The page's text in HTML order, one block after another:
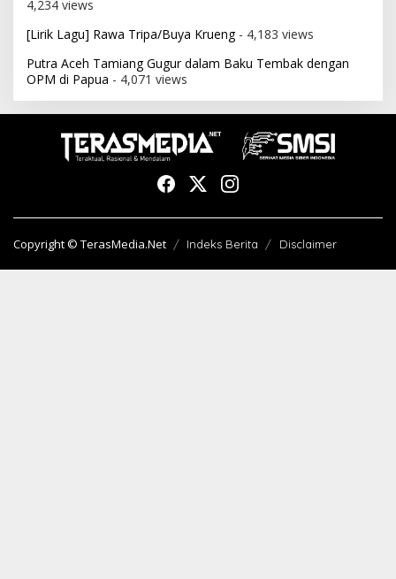
4,234 views
[Lirik Lagu] Rawa Tripa/Buya Krueng- 4,183 views
Putra Aceh Tamiang Gugur dalam Baku Tembak dengan
OPM di Papua - 4,071 views
Copyright © TerasMedia.Net Indeks Berita Disclaimer